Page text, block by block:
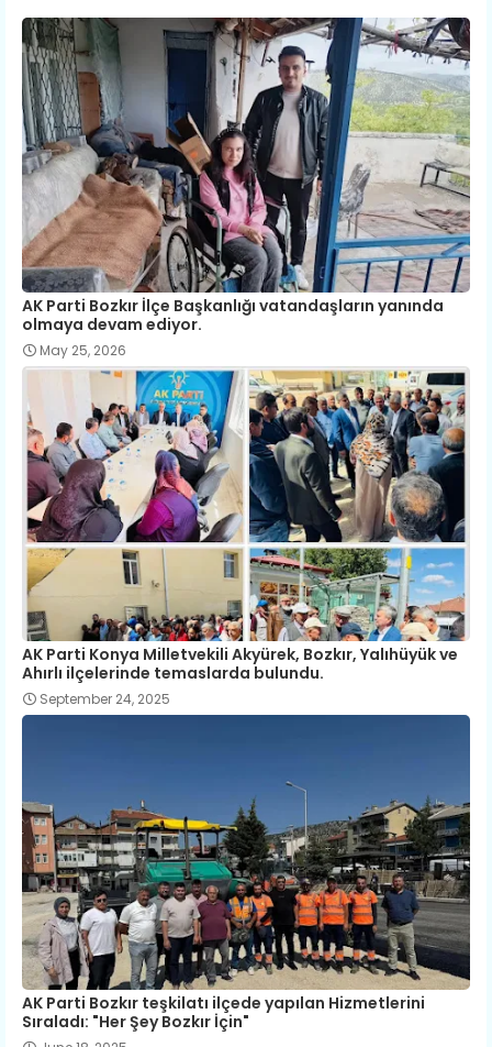
AK Parti Bozkır İlçe Başkanlığı vatandaşların yanında
olmaya devam ediyor.
May 25, 2026
AK Parti Konya Milletvekili Akyürek, Bozkır, Yalıhüyük ve
Ahırlı ilçelerinde temaslarda bulundu.
September 24, 2025
AK Parti Bozkır teşkilatı ilçede yapılan Hizmetlerini
Sıraladı: "Her Şey Bozkır İçin"